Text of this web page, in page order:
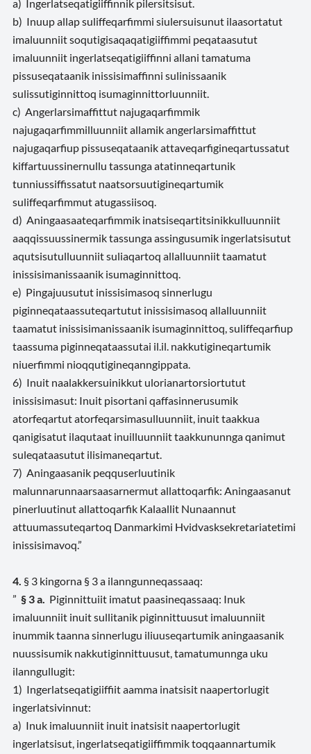
a) Ingerlatseqatigiiffinnik pilersitsisut.
b) Inuup allap suliffeqarfimmi siulersuisunut ilaasortatut
imaluunniit soqutigisaqaqatigiiffimmi peqataasutut
imaluunniit ingerlatseqatigiiffinni allani tamatuma
pissuseqataanik inissisimaffinni sulinissaanik
sulissutiginnittoq isumaginnittorluunniit.
c) Angerlarsimaffittut najugaqarfimmik
najugaqarfimmilluunniit allamik angerlarsimaffittut
najugaqarfiup pissuseqataanik attaveqarfigineqartussatut
kiffartuussinernullu tassunga atatinneqartunik
tunniussiffissatut naatsorsuutigineqartumik
suliffeqarfimmut atugassiisoq.
d) Aningaasaateqarfimmik inatsiseqartitsinikkulluunniit
aaqqissuussinermik tassunga assingusumik ingerlatsisutut
aqutsisutulluunniit suliaqartoq allalluunniit taamatut
inissisimanissaanik isumaginnittoq.
e) Pingajuusutut inissisimasoq sinnerlugu
piginneqataassuteqartutut inissisimasoq allalluunniit
taamatut inissisimanissaanik isumaginnittoq, suliffeqarfiup
taassuma piginneqataassutai il.il. nakkutigineqartumik
niuerfimmi nioqqutigineqanngippata.
6) Inuit naalakkersuinikkut ulorianartorsiortutut
inissisimasut: Inuit pisortani qaffasinnerusumik
atorfeqartut atorfeqarsimasulluunniit, inuit taakkua
qanigisatut ilaqutaat inuilluunniit taakkununnga qanimut
suleqataasutut ilisimaneqartut.
7) Aningaasanik peqquserluutinik
malunnarunnaarsaasarnermut allattoqarfik: Aningaasanut
pinerluutinut allattoqarfik Kalaallit Nunaannut
attuumassuteqartoq Danmarkimi Hvidvasksekretariatetimi
inissisimavoq.”
4. § 3 kingorna § 3 a ilanngunneqassaaq:
” § 3 a. Piginnittuiit imatut paasineqassaaq: Inuk
imaluunniit inuit sullitanik piginnittuusut imaluunniit
inummik taanna sinnerlugu iliuuseqartumik aningaasanik
nuussisumik nakkutiginnittuusut, tamatumunnga uku
ilanngullugit:
1) Ingerlatseqatigiiffiit aamma inatsisit naapertorlugit
ingerlatsivinnut:
a) Inuk imaluunniit inuit inatsisit naapertorlugit
ingerlatsisut, ingerlatseqatigiiffimmik toqqaannartumik